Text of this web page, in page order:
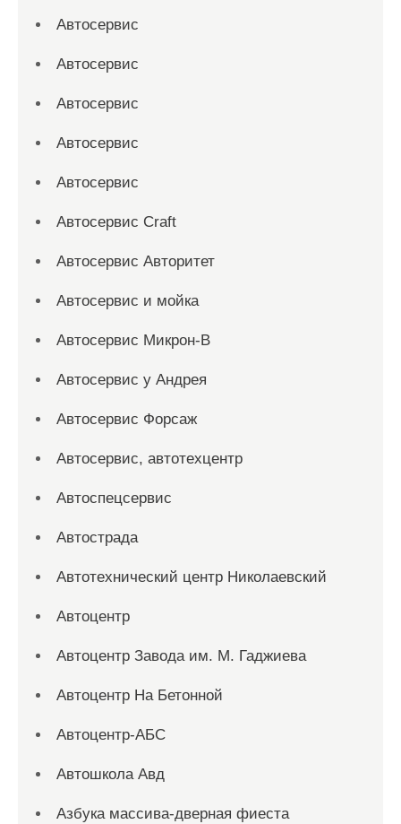
Автосервис
Автосервис
Автосервис
Автосервис
Автосервис
Автосервис Craft
Автосервис Авторитет
Автосервис и мойка
Автосервис Микрон-В
Автосервис у Андрея
Автосервис Форсаж
Автосервис, автотехцентр
Автоспецсервис
Автострада
Автотехнический центр Николаевский
Автоцентр
Автоцентр Завода им. М. Гаджиева
Автоцентр На Бетонной
Автоцентр-АБС
Автошкола Авд
Азбука массива-дверная фиеста